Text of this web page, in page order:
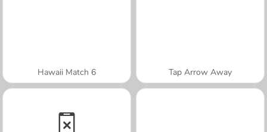
Hawaii Match 6 Tap Arrow Away